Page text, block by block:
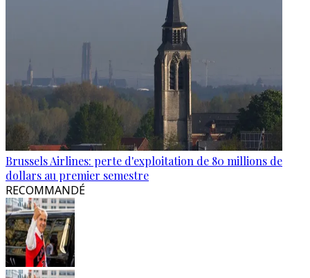
Brussels Airlines: perte d'exploitation de 80 millions de
dollars au premier semestre
RECOMMANDÉ